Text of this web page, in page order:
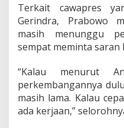
Terkait cawapres
Gerindra, Prabowo
masih menunggu
sempat meminta saran
“Kalau menurut
perkembangannya
masih lama. Kalau
ada kerjaan,”